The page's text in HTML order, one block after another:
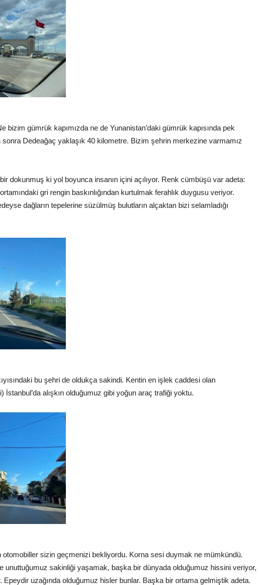
bizim gümrük kapımızda ne de Yunanistan’daki gümrük kapısında pek
sonra Dedeağaç yaklaşık 40 kilometre. Bizim şehrin merkezine varmamız
dokunmuş ki yol boyunca insanın içini açılıyor. Renk cümbüşü var adeta:
gri rengin baskınlığından kurtulmak ferahlık duygusu veriyor.
dağların tepelerine süzülmüş bulutların alçaktan bizi selamladığı
bu şehri de oldukça sakindi. Kentin en işlek caddesi olan
İstanbul’da alışkın olduğumuz gibi yoğun araç trafiği yoktu.
otomobiller sizin geçmenizi bekliyordu. Korna sesi duymak ne mümkündü.
unuttuğumuz sakinliği yaşamak, başka bir dünyada olduğumuz hissini veriyor,
Epeydir uzağında olduğumuz hisler bunlar. Başka bir ortama gelmiştik adeta.